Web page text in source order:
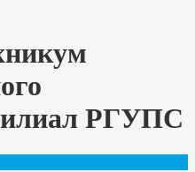
РГУПС